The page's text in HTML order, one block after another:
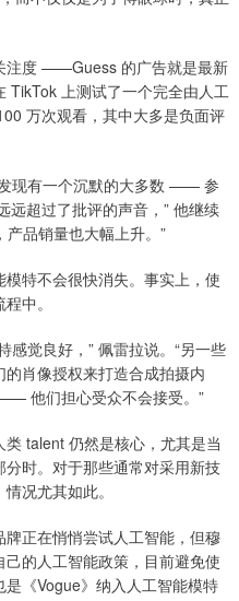
度 ——Guess 的广告就是最新
TikTok 上测试了一个完全由人工
万次观看，其中大多是负面评
现有一个沉默的大多数 —— 参
超过了批评的声音，” 他继续
品销量也大幅上升。”
特不会很快消失。事实上，使
中。
觉良好，” 佩雷拉说。“另一些
肖像授权来打造合成拍摄内
他们担心受众不会接受。”
talent 仍然是核心，尤其是当
时。对于那些通常对采用新技
况尤其如此。
正在悄悄尝试人工智能，但穆
的人工智能政策，目前避免使
《Vogue》纳入人工智能模特